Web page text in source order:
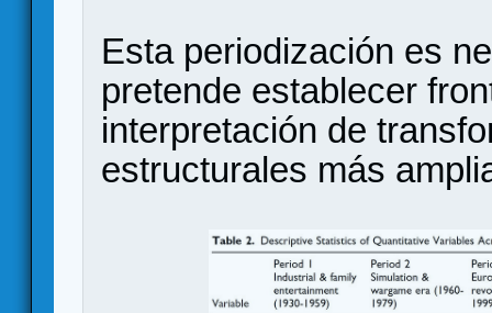
Esta periodización es
pretende establecer
interpretación de
estructurales más